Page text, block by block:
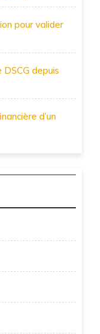
pour valider
DSCG depuis
d’un